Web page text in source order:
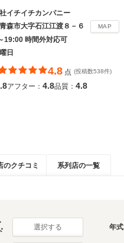
イチイチカンパニー
森市大字石江江渡８－６ MAP
19:00 時間外対応可
日
4.8 点 (投稿数538件)
アフター： 4.8品質： 4.8
のクチコミ 系列店の一覧
選択する 年式